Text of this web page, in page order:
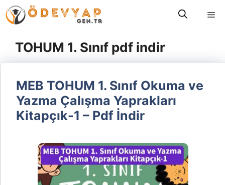
İçeriğe
atla
TOHUM 1. Sınıf pdf indir
MEB TOHUM 1. Sınıf Okuma ve
Yazma Çalışma Yaprakları
Kitapçık-1 – Pdf İndir